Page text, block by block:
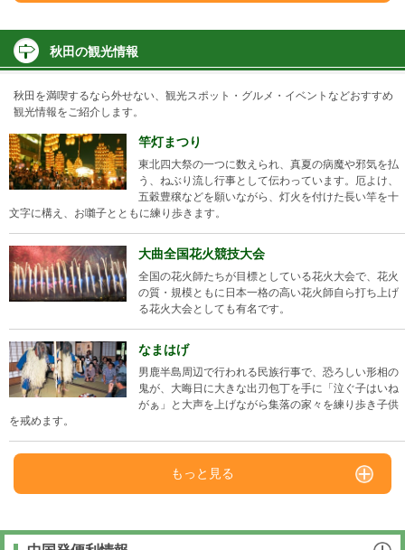
秋田の観光情報
秋田を満喫するなら外せない、観光スポット・グルメ・イベントなどおすすめ
観光情報をご紹介します。
竿灯まつり
東北四大祭の一つに数えられ、真夏の病魔や邪気を払
う、ねぶり流し行事として伝わっています。厄よけ、
五穀豊穣などを願いながら、灯火を付けた長い竿を十
文字に構え、お囃子とともに練り歩きます。
大曲全国花火競技大会
全国の花火師たちが目標としている花火大会で、花火
の質・規模ともに日本一格の高い花火師自ら打ち上げ
る花火大会としても有名です。
なまはげ
男鹿半島周辺で行われる民族行事で、恐ろしい形相の
鬼が、大晦日に大きな出刃包丁を手に「泣ぐ子はいね
がぁ」と大声を上げながら集落の家々を練り歩き子供
を戒めます。
もっと見る